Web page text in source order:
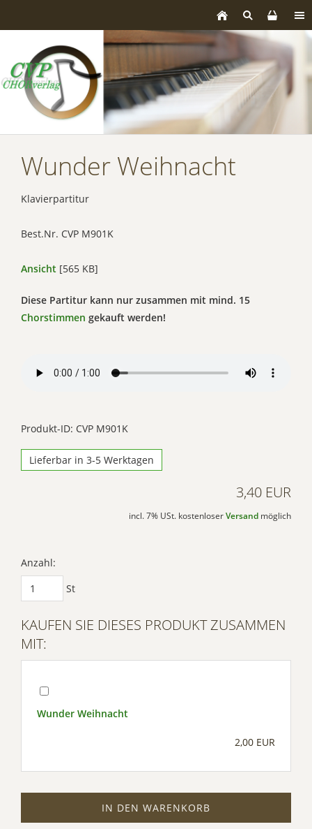
Wunder Weihnacht
Klavierpartitur
Best.Nr. CVP M901K
Ansicht [565 KB]
Diese Partitur kann nur zusammen mit mind. 15
Chorstimmen gekauft werden!
Produkt-ID: CVP M901K
Lieferbar in 3-5 Werktagen
3,40 EUR
incl. 7% USt. kostenloser Versand möglich
Anzahl:
St
KAUFEN SIE DIESES PRODUKT ZUSAMMEN
MIT:
Wunder Weihnacht
2,00 EUR
IN DEN WARENKORB